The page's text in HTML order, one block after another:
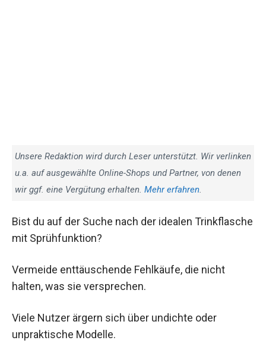
Unsere Redaktion wird durch Leser unterstützt. Wir verlinken
u.a. auf ausgewählte Online-Shops und Partner, von denen
wir ggf. eine Vergütung erhalten. Mehr erfahren.
Bist du auf der Suche nach der idealen Trinkflasche
mit Sprühfunktion?
Vermeide enttäuschende Fehlkäufe, die nicht
halten, was sie versprechen.
Viele Nutzer ärgern sich über undichte oder
unpraktische Modelle.